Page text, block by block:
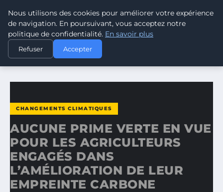
CLIMATE GUARDIAN
ACCUEIL
CHANGEMENTS CLIMATIQUES
AUCUNE PRIME VERTE EN VUE POUR LES AGRICULTEURS…
CHANGEMENTS CLIMATIQUES
AUCUNE PRIME VERTE EN VUE
POUR LES AGRICULTEURS
ENGAGÉS DANS
L’AMÉLIORATION DE LEUR
EMPREINTE CARBONE
Nous utilisons des cookies pour améliorer votre expérience
de navigation. En poursuivant, vous acceptez notre
politique de confidentialité. En savoir plus
Refuser Accepter